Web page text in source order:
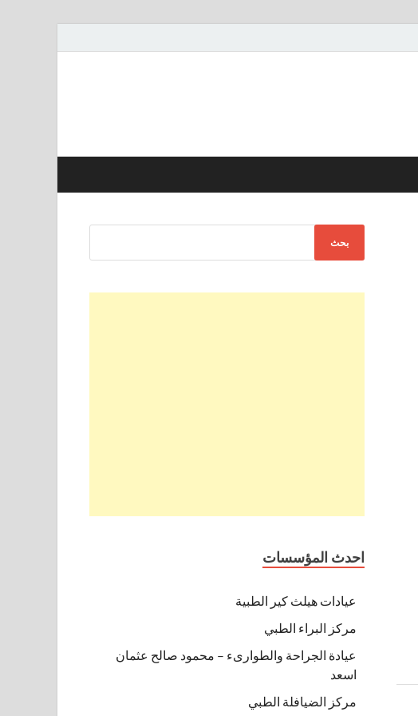
احدث المؤسسات
عيادات هيلث كير الطبية
مركز البراء الطبي
عيادة الجراحة والطوارىء – محمود صالح عثمان
اسعد
مركز الضيافلة الطبي